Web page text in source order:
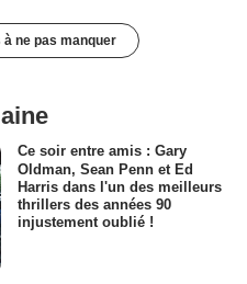
ne pas manquer
Ce soir entre amis : Gary
Oldman, Sean Penn et Ed
Harris dans l'un des meilleurs
thrillers des années 90
injustement oublié !